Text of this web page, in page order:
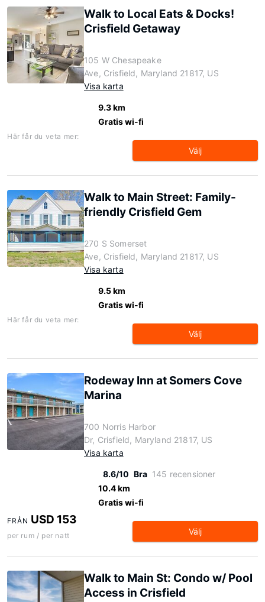
Walk to Local Eats & Docks!
Crisfield Getaway
105 W Chesapeake
Ave, Crisfield, Maryland 21817, US
Visa karta
9.3 km
Gratis wi-fi
Här får du veta mer:
Välj
Walk to Main Street: Family-
friendly Crisfield Gem
270 S Somerset
Ave, Crisfield, Maryland 21817, US
Visa karta
9.5 km
Gratis wi-fi
Här får du veta mer:
Välj
Rodeway Inn at Somers Cove
Marina
700 Norris Harbor
Dr, Crisfield, Maryland 21817, US
Visa karta
8.6/10 Bra 145 recensioner
10.4 km
Gratis wi-fi
FRÅN USD 153
per rum / per natt Välj
Walk to Main St: Condo w/ Pool
Access in Crisfield